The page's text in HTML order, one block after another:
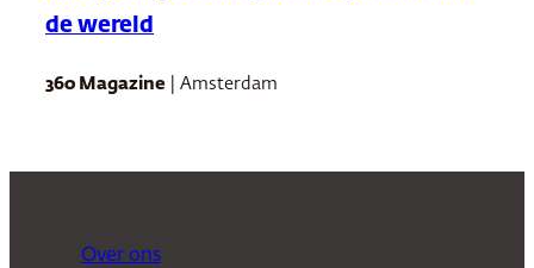
de wereld
360 Magazine | Amsterdam
Over ons